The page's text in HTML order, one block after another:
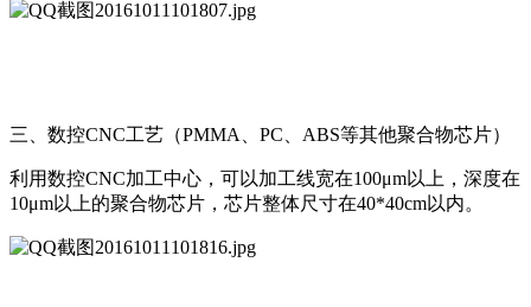
三、数控CNC工艺（PMMA、PC、ABS等其他聚合物芯片）
利用数控CNC加工中心，可以加工线宽在100μm以上，深度在
10μm以上的聚合物芯片，芯片整体尺寸在40*40cm以内。